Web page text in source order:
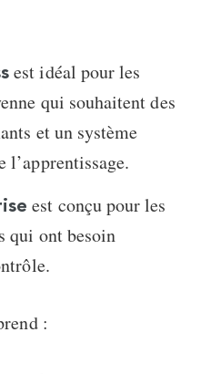
est idéal pour les
qui souhaitent des
et un système
l’apprentissage.
est conçu pour les
qui ont besoin
: